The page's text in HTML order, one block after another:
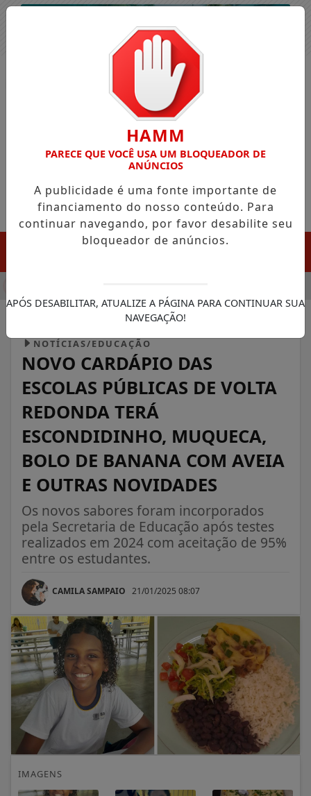
NOTÍCIAS/EDUCAÇÃO
NOVO CARDÁPIO DAS
ESCOLAS PÚBLICAS DE VOLTA
REDONDA TERÁ
ESCONDIDINHO, MUQUECA,
BOLO DE BANANA COM AVEIA
E OUTRAS NOVIDADES
Os novos sabores foram incorporados
pela Secretaria de Educação após testes
realizados em 2024 com aceitação de 95%
entre os estudantes.
CAMILA SAMPAIO 21/01/2025 08:07
IMAGENS
HAMM
PARECE QUE VOCÊ USA UM BLOQUEADOR DE
ANÚNCIOS
A publicidade é uma fonte importante de
financiamento do nosso conteúdo. Para
continuar navegando, por favor desabilite seu
bloqueador de anúncios.
APÓS DESABILITAR, ATUALIZE A PÁGINA PARA CONTINUAR SUA
NAVEGAÇÃO!